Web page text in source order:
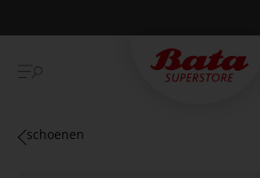
Betaal achteraf met Klarna
schoenen